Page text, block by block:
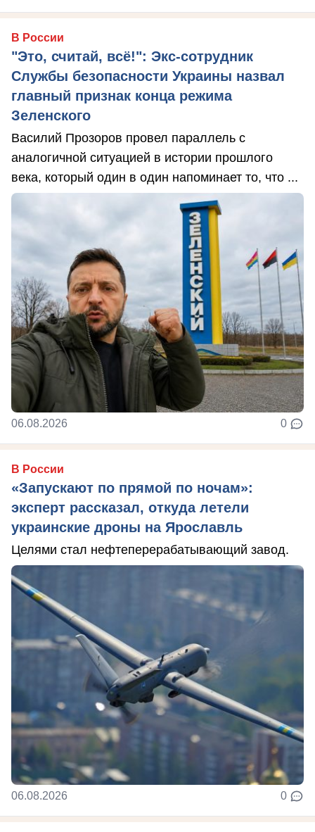
В России
"Это, считай, всё!": Экс-сотрудник
Службы безопасности Украины назвал
главный признак конца режима
Зеленского
Василий Прозоров провел параллель с
аналогичной ситуацией в истории прошлого
века, который один в один напоминает то, что ...
06.08.2026 0
В России
«Запускают по прямой по ночам»:
эксперт рассказал, откуда летели
украинские дроны на Ярославль
Целями стал нефтеперерабатывающий завод.
06.08.2026 0